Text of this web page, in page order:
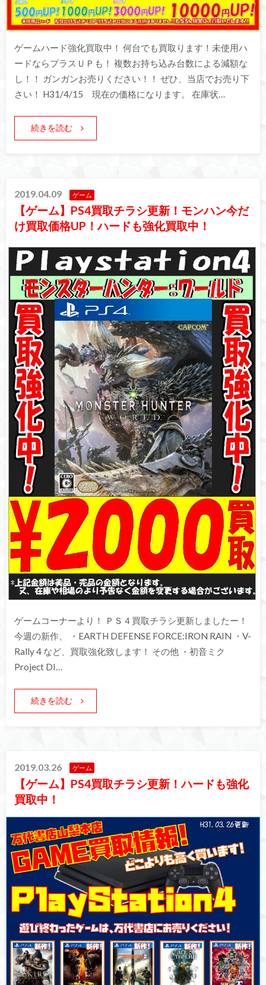
ゲームハード強化買取中！ 何台でも買取ります！未使用ハ
ードならプラスＵＰも！ 複数お持ち込み台数による減額な
し！！ ガンガンお売りください！！ ぜひ、当店でお売り下
さい！ H31/4/15 現在の価格になります。 在庫状…
続きを読む
2019.04.09 ゲーム
【ゲーム】PS4買取チラシ更新！モンハン今だ
け買取価格UP！ハードも強化買取中！
ゲームコーナーより！ ＰＳ４買取チラシ更新しましたー！
今週の新作、 ・EARTH DEFENSE FORCE:IRON RAIN ・V-
Rally 4 など、買取強化致します！ その他 ・初音ミク
Project DI…
続きを読む
2019.03.26 ゲーム
【ゲーム】PS4買取チラシ更新！ハードも強化
買取中！